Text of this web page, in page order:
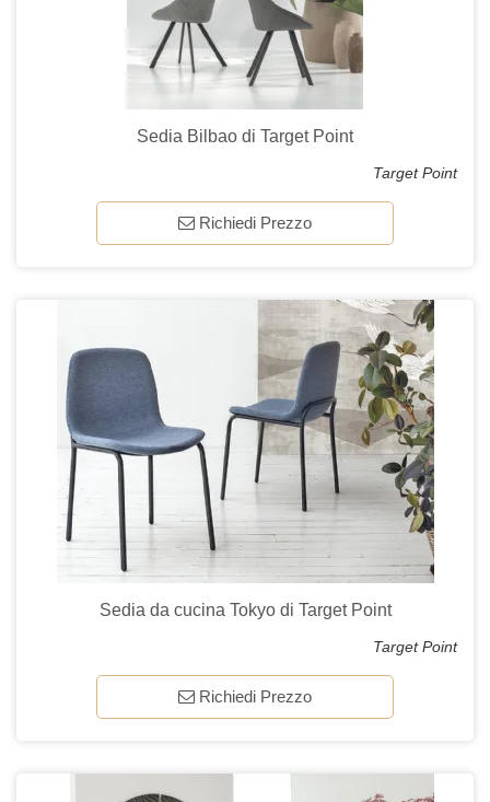
Sedia Bilbao di Target Point
Target Point
Richiedi Prezzo
Sedia da cucina Tokyo di Target Point
Target Point
Richiedi Prezzo